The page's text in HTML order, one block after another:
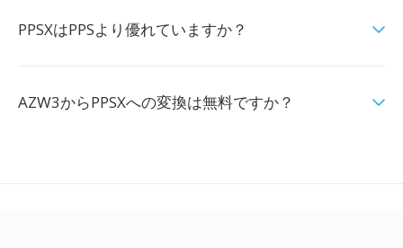
PPSXはPPSより優れていますか？
AZW3からPPSXへの変換は無料ですか？